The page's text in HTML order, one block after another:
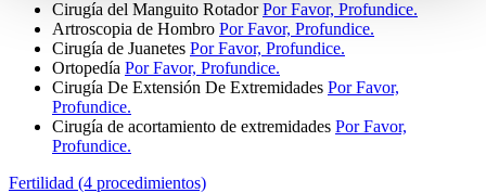
Cirugía del Manguito Rotador Por Favor, Profundice.
Artroscopia de Hombro Por Favor, Profundice.
Cirugía de Juanetes Por Favor, Profundice.
Ortopedía Por Favor, Profundice.
Cirugía De Extensión De Extremidades Por Favor,
Profundice.
Cirugía de acortamiento de extremidades Por Favor,
Profundice.
Fertilidad (4 procedimientos)